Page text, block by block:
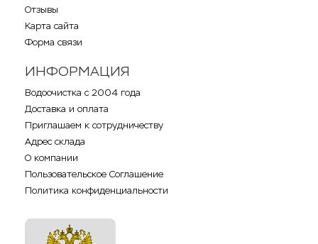
Отзывы
Карта сайта
Форма связи
ИНФОРМАЦИЯ
Водоочистка с 2004 года
Доставка и оплата
Приглашаем к сотрудничеству
Адрес склада
О компании
Пользовательское Соглашение
Политика конфиденциальности